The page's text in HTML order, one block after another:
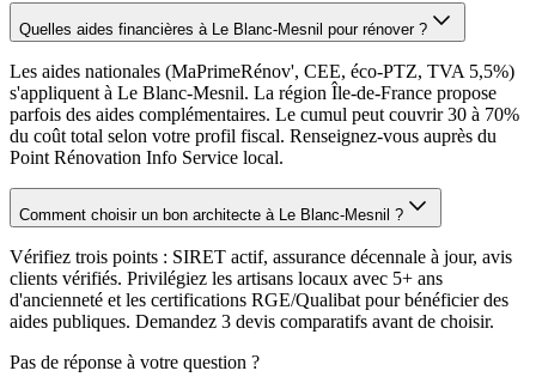
Quelles aides financières à Le Blanc-Mesnil pour rénover ?
Les aides nationales (MaPrimeRénov', CEE, éco-PTZ, TVA 5,5%)
s'appliquent à Le Blanc-Mesnil. La région Île-de-France propose
parfois des aides complémentaires. Le cumul peut couvrir 30 à 70%
du coût total selon votre profil fiscal. Renseignez-vous auprès du
Point Rénovation Info Service local.
Comment choisir un bon architecte à Le Blanc-Mesnil ?
Vérifiez trois points : SIRET actif, assurance décennale à jour, avis
clients vérifiés. Privilégiez les artisans locaux avec 5+ ans
d'ancienneté et les certifications RGE/Qualibat pour bénéficier des
aides publiques. Demandez 3 devis comparatifs avant de choisir.
Pas de réponse à votre question ?